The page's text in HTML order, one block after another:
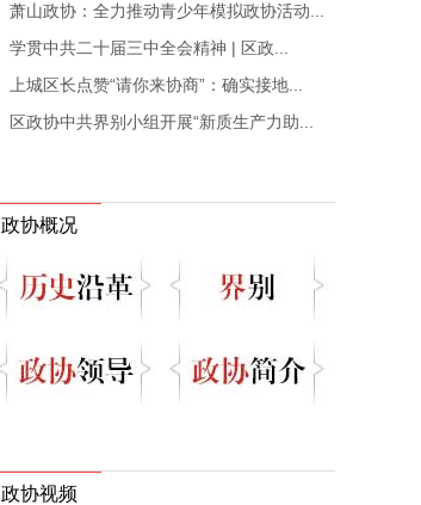
萧山政协：全力推动青少年模拟政协活动...
学贯中共二十届三中全会精神 | 区政...
上城区长点赞“请你来协商”：确实接地...
区政协中共界别小组开展“新质生产力助...
政协概况
政协视频